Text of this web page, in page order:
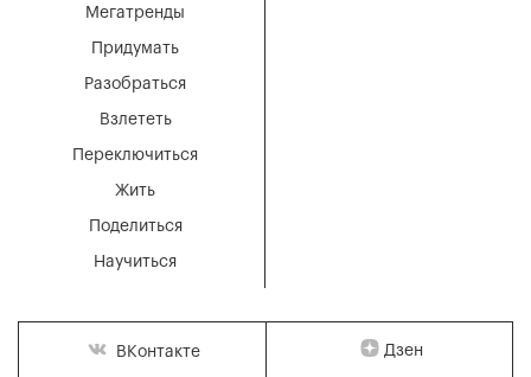
Мегатренды
Придумать
Разобраться
Взлететь
Переключиться
Жить
Поделиться
Научиться
ВКонтакте Дзен